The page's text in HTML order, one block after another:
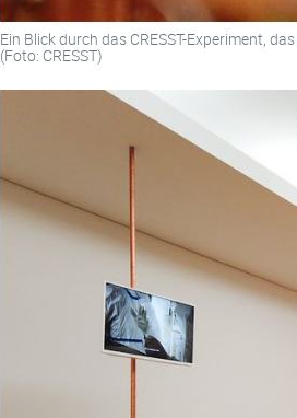
Ein Blick durch das CRESST-Experiment,
(Foto: CRESST)